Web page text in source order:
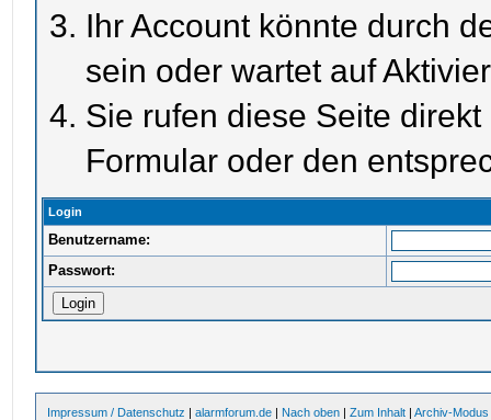
Ihr Account könnte durch
sein oder wartet auf
Sie rufen diese Seite
Formular oder den
Login
Benutzername:
Passwort:
Impressum / Datenschutz |alarmforum.de | Nach oben |Zum Inhalt |Archiv-Modus